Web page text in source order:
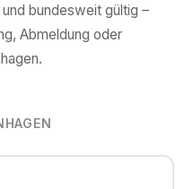
bundesweit gültig –
Abmeldung oder
.